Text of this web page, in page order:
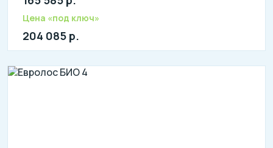
л: 270
Цена «под ключ»
204 085 р.